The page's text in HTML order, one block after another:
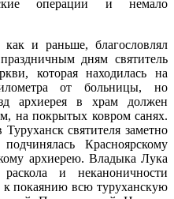
операции и немало
и раньше, благословлял
дням святитель
которая находилась на
от больницы, но
архиерея в храм должен
на покрытых ковром санях.
святителя заметно
Красноярскому
архиерею. Владыка Лука
и неканоничности
к покаянию всю туруханскую